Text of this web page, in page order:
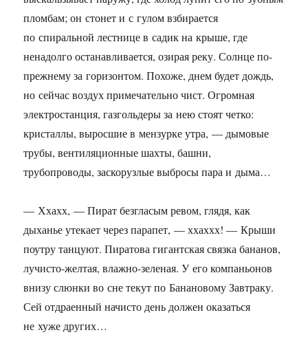
пломбам; он стонет и с гулом взбирается
по спиральной лестнице в садик на крыше, где
ненадолго останавливается, озирая реку. Солнце по-
прежнему за горизонтом. Похоже, днем будет дождь,
но сейчас воздух примечательно чист. Огромная
электростанция, газгольдеры за нею стоят четко:
кристаллы, выросшие в мензурке утра, — дымовые
трубы, вентиляционные шахты, башни,
трубопроводы, заскорузлые выбросы пара и дыма…
— Ххахх, — Пират безгласым ревом, глядя, как
дыханье утекает через парапет, — ххаххх! — Крыши
поутру танцуют. Пиратова гигантская связка бананов,
лучисто-желтая, влажно-зеленая. У его компаньонов
внизу слюнки во сне текут по Банановому Завтраку.
Сей отдраенный начисто день должен оказаться
не хуже других…